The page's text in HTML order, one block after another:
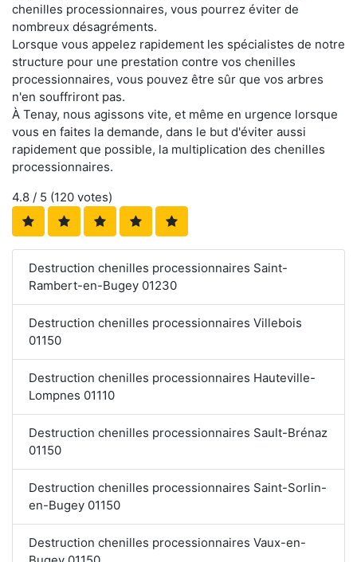
chenilles processionnaires, vous pourrez éviter de
nombreux désagréments.
Lorsque vous appelez rapidement les spécialistes de notre
structure pour une prestation contre vos chenilles
processionnaires, vous pouvez être sûr que vos arbres
n'en souffriront pas.
À Tenay, nous agissons vite, et même en urgence lorsque
vous en faites la demande, dans le but d'éviter aussi
rapidement que possible, la multiplication des chenilles
processionnaires.
4.8 / 5 (120 votes)
Destruction chenilles processionnaires Saint-
Rambert-en-Bugey 01230
Destruction chenilles processionnaires Villebois
01150
Destruction chenilles processionnaires Hauteville-
Lompnes 01110
Destruction chenilles processionnaires Sault-Brénaz
01150
Destruction chenilles processionnaires Saint-Sorlin-
en-Bugey 01150
Destruction chenilles processionnaires Vaux-en-